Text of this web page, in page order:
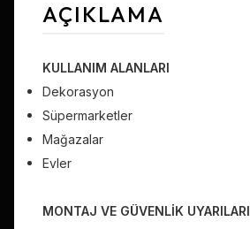
AÇIKLAMA
KULLANIM ALANLARI
Dekorasyon
Süpermarketler
Mağazalar
Evler
MONTAJ VE GÜVENLİK UYARILARI